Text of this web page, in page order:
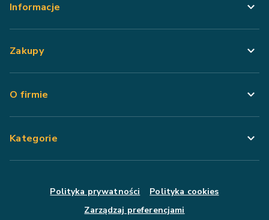
Informacje
Zakupy
O firmie
Kategorie
Polityka prywatności
Polityka cookies
Zarządzaj preferencjami